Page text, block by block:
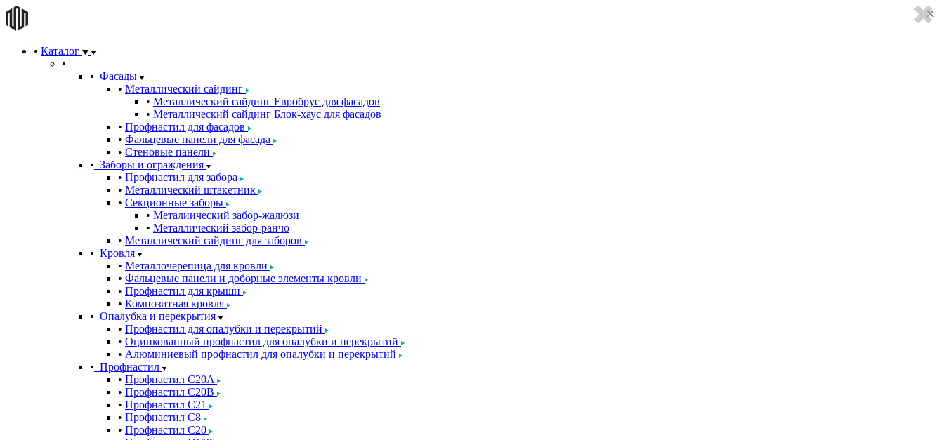
Каталог
Фасады
Металлический сайдинг
Металлический сайдинг Евробрус для фасадов
Металлический сайдинг Блок-хаус для фасадов
Профнастил для фасадов
Фальцевые панели для фасада
Стеновые панели
Заборы и ограждения
Профнастил для забора
Металлический штакетник
Секционные заборы
Металиический забор-жалюзи
Металлический забор-ранчо
Металлический сайдинг для заборов
Кровля
Металлочерепица для кровли
Фальцевые панели и доборные элементы кровли
Профнастил для крыши
Композитная кровля
Опалубка и перекрытия
Профнастил для опалубки и перекрытий
Оцинкованный профнастил для опалубки и перекрытий
Алюминиевый профнастил для опалубки и перекрытий
Профнастил
Профнастил С20A
Профнастил С20B
Профнастил С21
Профнастил С8
Профнастил С20